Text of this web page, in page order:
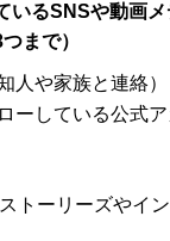
いるSNSや動画
まで）
人や家族と連絡）
ーしている公式
トーリーズやイ